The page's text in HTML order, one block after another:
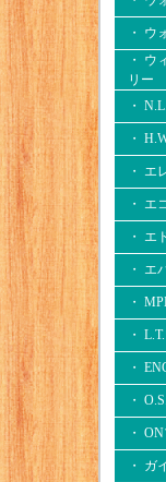
・ ウ
・ ウ
リー
・
・
・ エ
・ エ
・ エ
・ エ
・
・
・
・
・
・ ガ